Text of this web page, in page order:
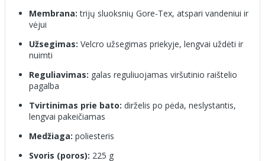
Membrana: trijų sluoksnių Gore-Tex, atspari vandeniui ir
vėjui
Užsegimas: Velcro užsegimas priekyje, lengvai uždėti ir
nuimti
Reguliavimas: galas reguliuojamas viršutinio raištelio
pagalba
Tvirtinimas prie bato: dirželis po pėda, neslystantis,
lengvai pakeičiamas
Medžiaga: poliesteris
Svoris (poros): 225 g